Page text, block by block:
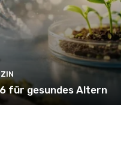
für gesundes Altern